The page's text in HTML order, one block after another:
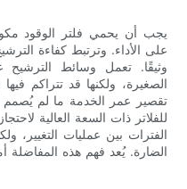
يجب أن يحمي فلتر الوقود
على الأداء. وترتبط كفاءة
وثيقًا. تعمل وسائط الترشيح
الصغيرة، ولكنها قد تتراكم
تقصير عمر الخدمة ما لم يُصمم
للفلاتر ذات السعة العالية
الفترات بين عمليات التغيير،
الضارة. يُعد فهم هذه المفاضلة